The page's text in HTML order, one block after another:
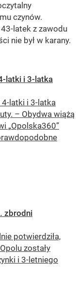
czynów.
latek z zawodu
nie był w karany.
latki i 3-latka
latki i 3-latka
– Obydwa wiążą
„Opolska360”
zbrodni
potwierdziła,
zostały
i 3-letniego